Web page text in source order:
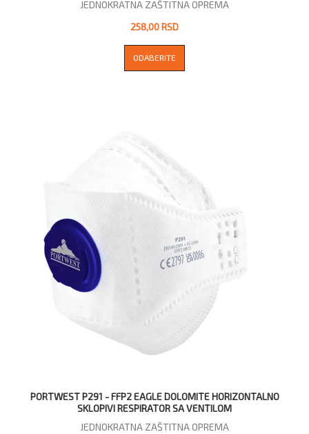
JEDNOKRATNA ZAŠTITNA OPREMA
258,00 RSD
ODABERITE
PORTWEST P291 - FFP2 EAGLE DOLOMITE HORIZONTALNO
SKLOPIVI RESPIRATOR SA VENTILOM
JEDNOKRATNA ZAŠTITNA OPREMA